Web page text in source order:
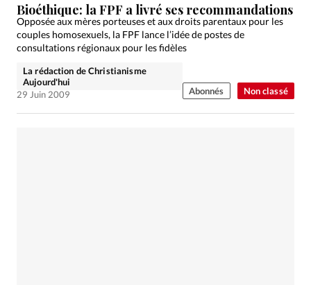
Non classé
Bioéthique: la FPF a livré ses recommandations
Opposée aux mères porteuses et aux droits parentaux pour les
couples homosexuels, la FPF lance l’idée de postes de
consultations régionaux pour les fidèles
La rédaction de Christianisme
Aujourd'hui
29 Juin 2009
Abonnés